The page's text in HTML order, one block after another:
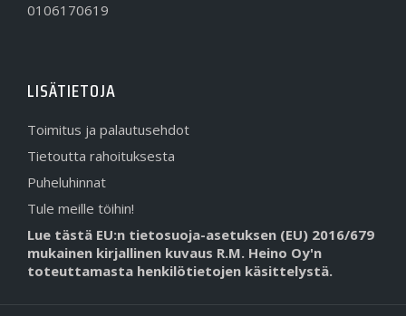
0106170619
LISÄTIETOJA
Toimitus ja palautusehdot
Tietoutta rahoituksesta
Puheluhinnat
Tule meille töihin!
Lue tästä EU:n tietosuoja-asetuksen (EU) 2016/679
mukainen kirjallinen kuvaus R.M. Heino Oy'n
toteuttamasta henkilötietojen käsittelystä.